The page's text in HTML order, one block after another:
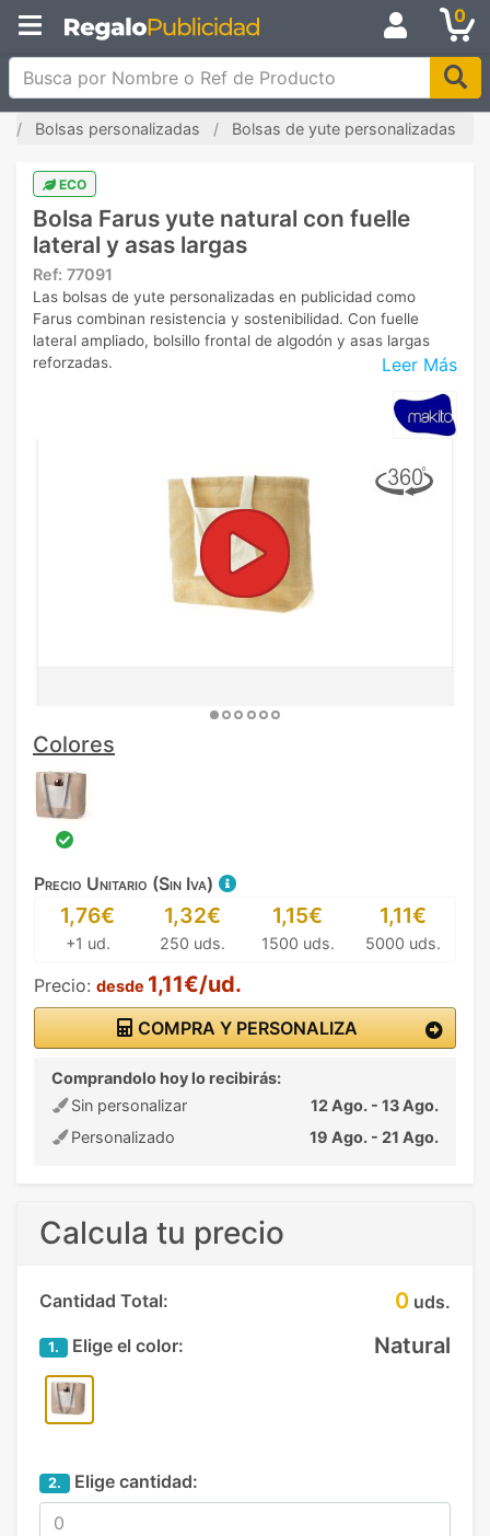
0
Busca por Nombre o Ref de Producto
Bolsas personalizadas Bolsas de yute personalizadas
ECO
Bolsa Farus yute natural con fuelle
lateral y asas largas
Ref: 77091
Leer Más
Las bolsas de yute personalizadas en publicidad como
Farus combinan resistencia y sostenibilidad. Con fuelle
lateral ampliado, bolsillo frontal de algodón y asas largas
reforzadas.
Colores
Precio Unitario (Sin Iva)
1,76€
+1 ud.
1,32€
250 uds.
1,15€
1500 uds.
1,11€
5000 uds.
Precio: desde 1,11€/ud.
COMPRA Y PERSONALIZA
Comprandolo hoy lo recibirás:
Sin personalizar
12 Ago. - 13 Ago.
Personalizado
19 Ago. - 21 Ago.
Calcula tu precio
Cantidad Total: 0 uds.
1. Elige el color: Natural
2. Elige cantidad: